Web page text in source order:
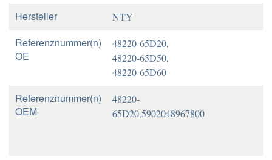
Hersteller NTY
Referenznummer(n)
OE
48220-65D20,
48220-65D50,
48220-65D60
Referenznummer(n)
OEM
48220-
65D20,5902048967800